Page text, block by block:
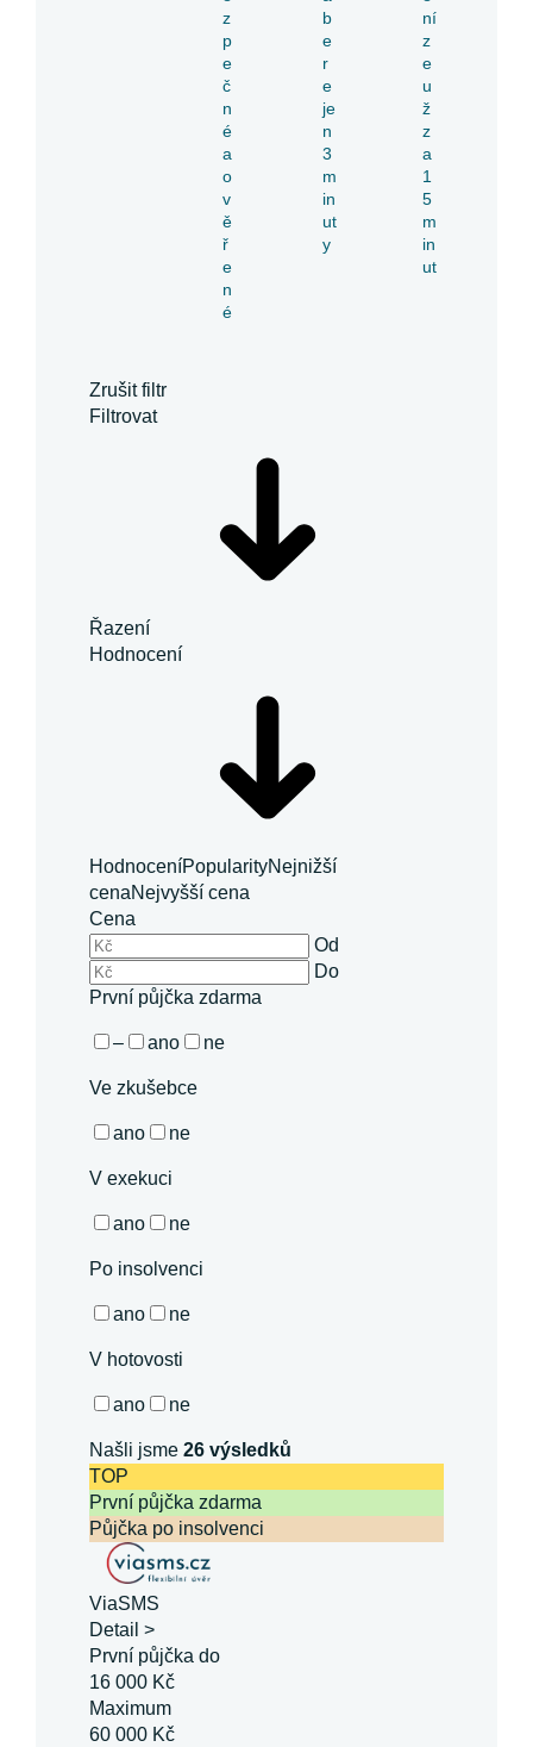
z
p
e
č
n
é
a
o
v
ě
ř
e
n
é
b
e
r
e
je
n
3
m
in
ut
y
ní
z
e
u
ž
z
a
1
5
m
in
ut
Zrušit filtr
Filtrovat
Řazení
Hodnocení
HodnoceníPopularityNejnižší
cenaNejvyšší cena
Cena
Od
Do
První půjčka zdarma
– ano ne
Ve zkušebce
ano ne
V exekuci
ano ne
Po insolvenci
ano ne
V hotovosti
ano ne
Našli jsme26 výsledků
TOP
První půjčka zdarma
Půjčka po insolvenci
ViaSMS
Detail >
První půjčka do
16 000 Kč
Maximum
60 000 Kč